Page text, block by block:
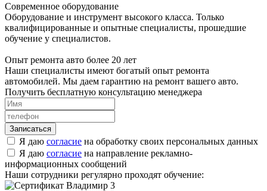
Современное оборудование
Оборудование и инструмент высокого класса. Только
квалифицированные и опытные специалисты, прошедшие
обучение у специалистов.
Опыт ремонта авто более 20 лет
Наши специалисты имеют богатый опыт ремонта
автомобилей. Мы даем гарантию на ремонт вашего авто.
Получить бесплатную консультацию менеджера
Я даю согласие на обработку своих персональных данных
Я даю согласие на направление рекламно-
информационных сообщений
Наши сотрудники регулярно проходят обучение: